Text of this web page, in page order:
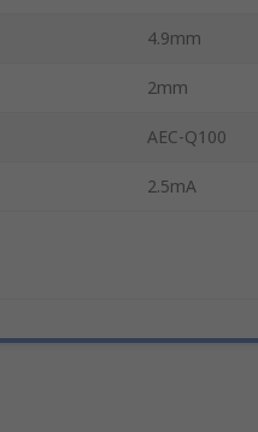
4.9mm
2mm
AEC-Q100
2.5mA